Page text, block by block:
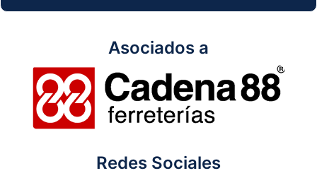
Asociados a
Redes Sociales